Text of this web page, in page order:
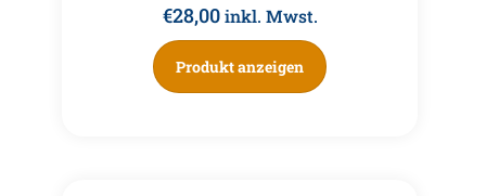
€28,00 inkl. Mwst.
Produkt anzeigen